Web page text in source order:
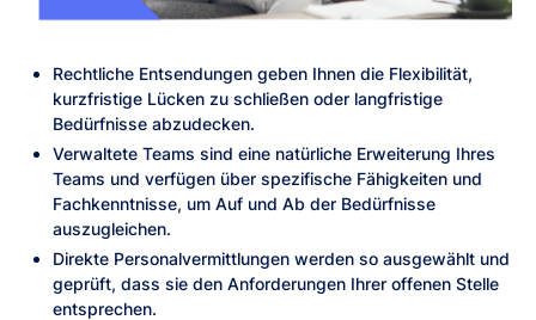
Rechtliche Entsendungen geben Ihnen die Flexibilität,
kurzfristige Lücken zu schließen oder langfristige
Bedürfnisse abzudecken.
Verwaltete Teams sind eine natürliche Erweiterung Ihres
Teams und verfügen über spezifische Fähigkeiten und
Fachkenntnisse, um Auf und Ab der Bedürfnisse
auszugleichen.
Direkte Personalvermittlungen werden so ausgewählt und
geprüft, dass sie den Anforderungen Ihrer offenen Stelle
entsprechen.